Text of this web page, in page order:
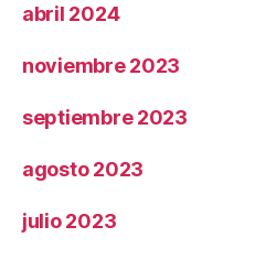
abril 2024
noviembre 2023
septiembre 2023
agosto 2023
julio 2023